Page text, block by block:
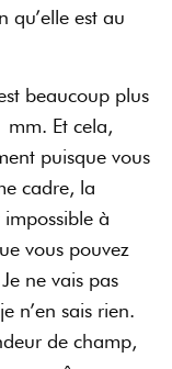
est au
beaucoup plus
Et cela,
puisque vous
cadre, la
impossible à
vous pouvez
ne vais pas
n’en sais rien.
de champ,